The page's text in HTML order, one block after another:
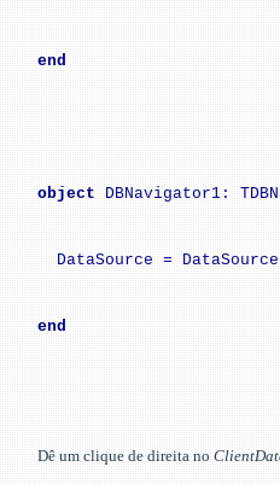
end
object DBNavigator1:
DataSource =
end
Dê um clique de direita no